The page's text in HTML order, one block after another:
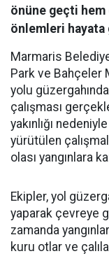
önüne geçti hem
önlemleri hayata
Marmaris
Park ve Bahçeler
yolu
çalışması
yakınlığı
yürütülen
olası yangınlara
Ekipler, yol
yaparak çevreye
zamanda
kuru otlar ve